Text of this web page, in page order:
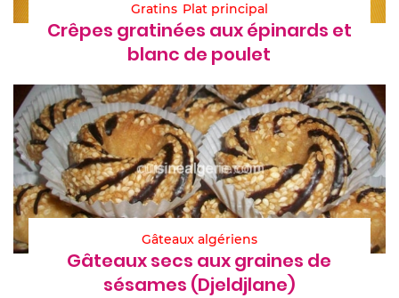
Gratins Plat principal
Crêpes gratinées aux épinards et
blanc de poulet
Gâteaux algériens
Gâteaux secs aux graines de
sésames (Djeldjlane)